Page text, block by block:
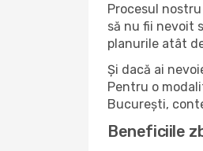
Procesul
să nu fii nevoit
planurile atât
Și dacă ai
Pentru o
București,
Beneficiile